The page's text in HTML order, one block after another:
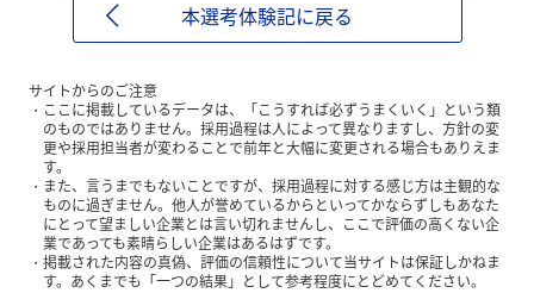
本選考体験記に戻る
サイトからのご注意
ここに掲載しているデータは、「こうすれば必ずうまくいく」という類
のものではありません。採用過程は人によって異なりますし、方針の変
更や採用担当者が変わることで前年と大幅に変更される場合もありえま
す。
また、言うまでもないことですが、採用過程に対する感じ方は主観的な
ものに過ぎません。他人が誉めているからといってかならずしもあなた
にとって望ましい企業とは言い切れませんし、ここで評価の高くない企
業であっても素晴らしい企業はあるはずです。
掲載された内容の真偽、評価の信頼性について当サイトは保証しかねま
す。あくまでも「一つの結果」として参考程度にとどめてください。